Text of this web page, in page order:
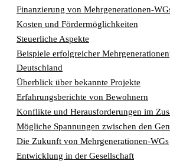
Finanzierung von Mehrgenerationen-
Kosten und Fördermöglichkeiten
Steuerliche Aspekte
Beispiele erfolgreicher
Deutschland
Überblick über bekannte Projekte
Erfahrungsberichte von Bewohnern
Konflikte und Herausforderungen im
Mögliche Spannungen zwischen den
Die Zukunft von Mehrgenerationen-WGs
Entwicklung in der Gesellschaft